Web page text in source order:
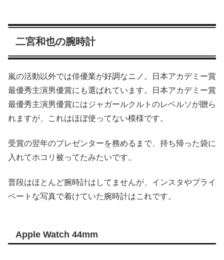
二宮和也の腕時計
嵐の活動以外では俳優業が好調なニノ。日本アカデミー賞
最優秀主演男優賞にも選ばれています。日本アカデミー賞
最優秀主演男優賞にはジャガールクルトのレベルソが贈ら
れますが、これはほぼ使ってない模様です。
受賞の翌年のプレゼンターを務めるまで、持ち帰った袋に
入れてホコリ被ってたみたいです。
普段はほとんど腕時計はしてませんが、インスタやプライ
ベートな写真で着けていた腕時計はこれです。
Apple Watch 44mm